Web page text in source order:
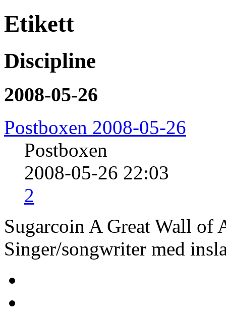
Etikett
Discipline
2008-05-26
Postboxen 2008-05-26
Postboxen
2008-05-26 22:03
2
Sugarcoin A Great Wall
Singer/songwriter med